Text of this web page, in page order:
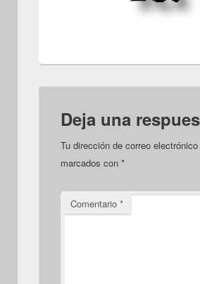
Deja una
Tu dirección de correo
marcados con *
Comentario *